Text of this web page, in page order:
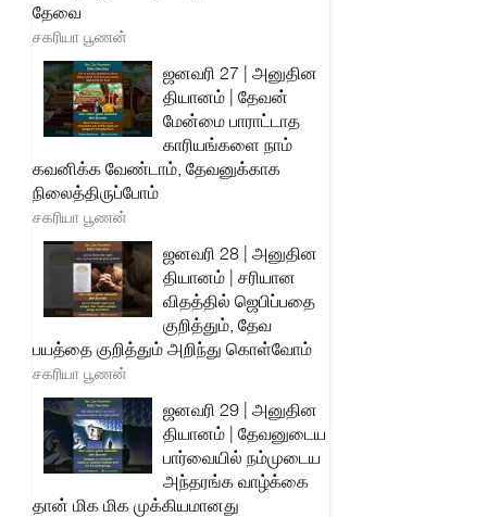
தேவை
சகரியா பூணன்
ஜனவரி 27 | அனுதின
தியானம் | தேவன்
மேன்மை பாராட்டாத
காரியங்களை நாம்
கவனிக்க வேண்டாம், தேவனுக்காக
நிலைத்திருப்போம்
சகரியா பூணன்
ஜனவரி 28 | அனுதின
தியானம் | சரியான
விதத்தில் ஜெபிப்பதை
குறித்தும், தேவ
பயத்தை குறித்தும் அறிந்து கொள்வோம்
சகரியா பூணன்
ஜனவரி 29 | அனுதின
தியானம் | தேவனுடைய
பார்வையில் நம்முடைய
அந்தரங்க வாழ்க்கை
தான் மிக மிக முக்கியமானது